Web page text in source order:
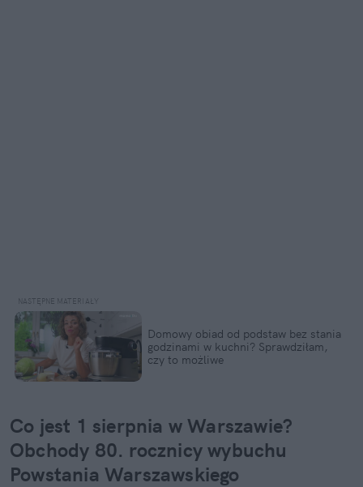
Domowy obiad od podstaw bez stania
godzinami w kuchni? Sprawdziłam,
czy to możliwe
Co jest 1 sierpnia w Warszawie?
Obchody 80. rocznicy wybuchu
Powstania Warszawskiego